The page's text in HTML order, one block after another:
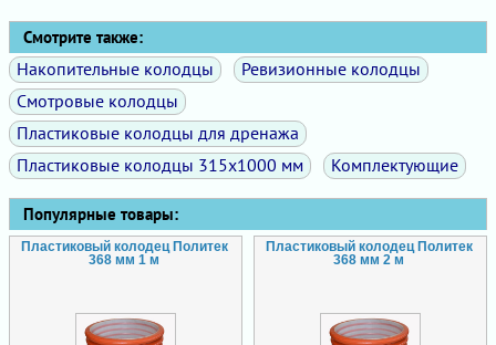
Смотрите также:
Накопительные колодцы
Ревизионные колодцы
Смотровые колодцы
Пластиковые колодцы для дренажа
Пластиковые колодцы 315х1000 мм
Комплектующие
Популярные товары:
Пластиковый колодец Политек
368 мм 1 м
Пластиковый колодец Политек
368 мм 2 м